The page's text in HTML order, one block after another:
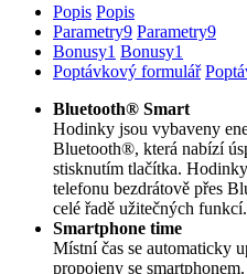
Popis Popis
Parametry9 Parametry9
Bonusy1 Bonusy1
Poptávkový formulář
Bluetooth® Smart
Hodinky jsou vybaveny
Bluetooth®, která nabízí
stisknutím tlačítka.
telefonu bezdrátově přes
celé řadě užitečných funkcí.
Smartphone time
Místní čas se automaticky
propojeny se smartphonem.